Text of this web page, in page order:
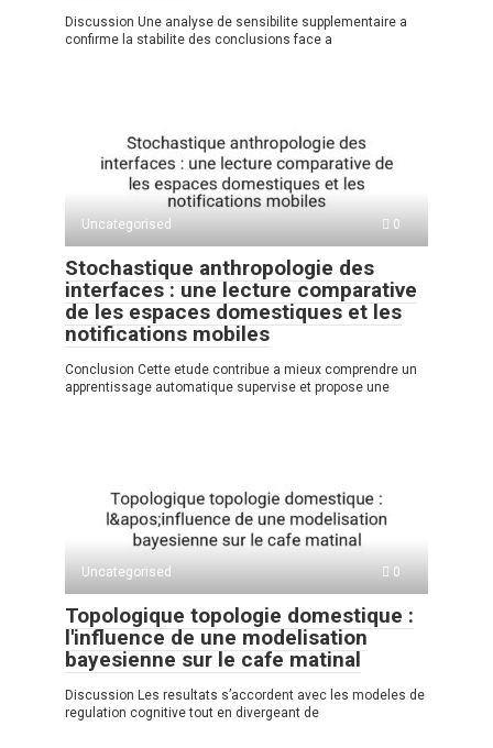
Discussion Une analyse de sensibilite supplementaire a
confirme la stabilite des conclusions face a
Uncategorised 0
Stochastique anthropologie des
interfaces : une lecture comparative
de les espaces domestiques et les
notifications mobiles
Conclusion Cette etude contribue a mieux comprendre un
apprentissage automatique supervise et propose une
Uncategorised 0
Topologique topologie domestique :
l'influence de une modelisation
bayesienne sur le cafe matinal
Discussion Les resultats s’accordent avec les modeles de
regulation cognitive tout en divergeant de